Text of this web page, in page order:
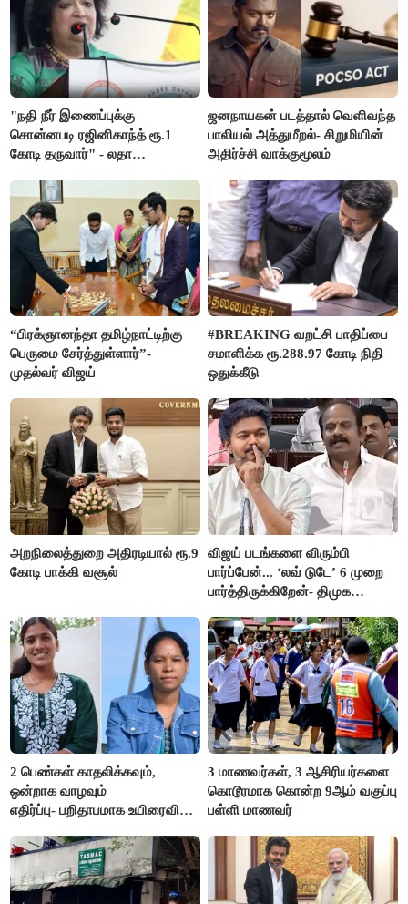
"நதி நீர் இணைப்புக்கு
சொன்னபடி ரஜினிகாந்த் ரூ.1
கோடி தருவார்" - லதா
ஜனநாயகன் படத்தால் வெளிவந்த
பாலியல் அத்துமீறல்- சிறுமியின்
அதிர்ச்சி வாக்குமூலம்
“பிரக்ஞானந்தா தமிழ்நாட்டிற்கு
பெருமை சேர்த்துள்ளார்”-
முதல்வர் விஜய்
#BREAKING வறட்சி பாதிப்பை
சமாளிக்க ரூ.288.97 கோடி நிதி
ஒதுக்கீடு
அறநிலைத்துறை அதிரடியால் ரூ.9
கோடி பாக்கி வசூல்
விஜய் படங்களை விரும்பி
பார்ப்பேன்... ‘லவ் டுடே’ 6 முறை
பார்த்திருக்கிறேன்- திமுக
2 பெண்கள் காதலிக்கவும்,
ஒன்றாக வாழவும்
எதிர்ப்பு- பறிதாபமாக உயிரைவிட்ட
3 மாணவர்கள், 3 ஆசிரியர்களை
கொடூரமாக கொன்ற 9ஆம் வகுப்பு
பள்ளி மாணவர்